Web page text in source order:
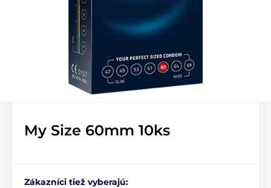
My Size 60mm 10ks
Zákazníci tiež vyberajú: